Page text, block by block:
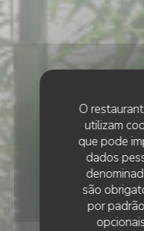
O
utilizam
que pode
dados
são
por